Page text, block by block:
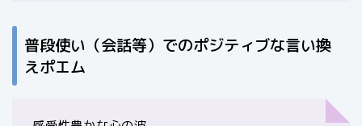
普段使い（会話等）でのポジティブな言い換
えポエム